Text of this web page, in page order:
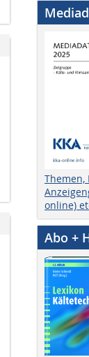
Themen,
online)
Abo +